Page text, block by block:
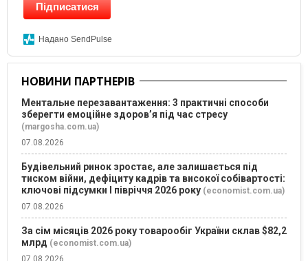
Підписатися
Надано SendPulse
НОВИНИ ПАРТНЕРІВ
Ментальне перезавантаження: 3 практичні способи
зберегти емоційне здоров’я під час стресу
(margosha.com.ua)
07.08.2026
Будівельний ринок зростає, але залишається під
тиском війни, дефіциту кадрів та високої собівартості:
ключові підсумки І півріччя 2026 року (economist.com.ua)
07.08.2026
За сім місяців 2026 року товарообіг України склав $82,2
млрд (economist.com.ua)